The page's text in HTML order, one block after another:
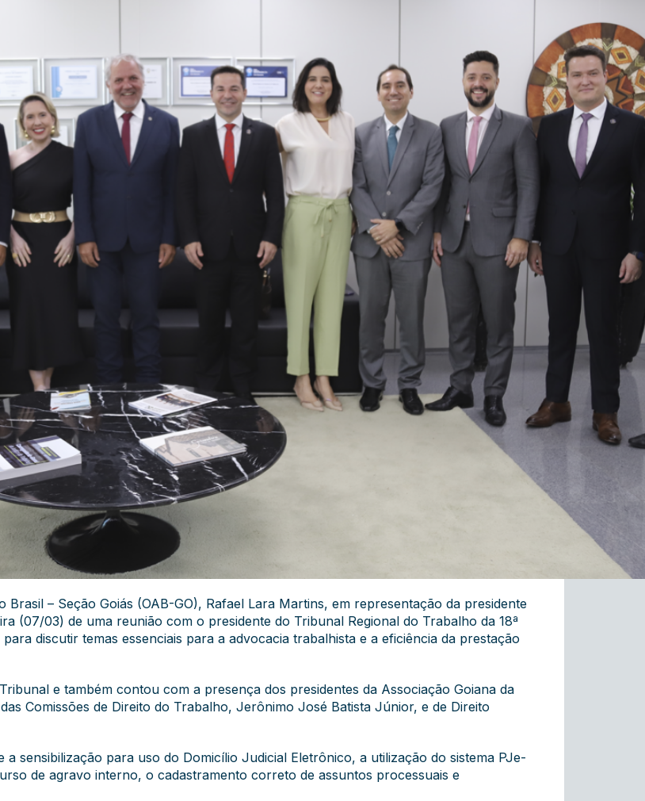
Brasil – Seção Goiás (OAB-GO), Rafael Lara Martins, em representação da presidente
(07/03) de uma reunião com o presidente do Tribunal Regional do Trabalho da 18ª
discutir temas essenciais para a advocacia trabalhista e a eficiência da prestação
e também contou com a presença dos presidentes da Associação Goiana da
Comissões de Direito do Trabalho, Jerônimo José Batista Júnior, e de Direito
sensibilização para uso do Domicílio Judicial Eletrônico, a utilização do sistema PJe-
de agravo interno, o cadastramento correto de assuntos processuais e